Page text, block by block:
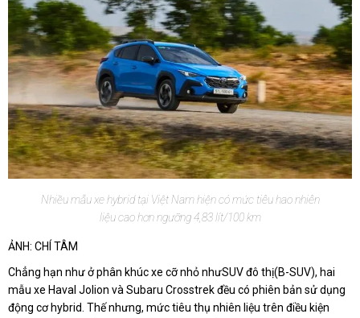
Nhiều mẫu xe hybrid tại Việt Nam hiện có mức tiêu hao nhiên
liệu cao hơn ngưỡng 4,83 lít/100 km
ẢNH: CHÍ TÂM
Chẳng hạn như ở phân khúc xe cỡ nhỏ nhưSUV đô thị(B-SUV), hai
mẫu xe Haval Jolion và Subaru Crosstrek đều có phiên bản sử dụng
động cơ hybrid. Thế nhưng, mức tiêu thụ nhiên liệu trên điều kiện